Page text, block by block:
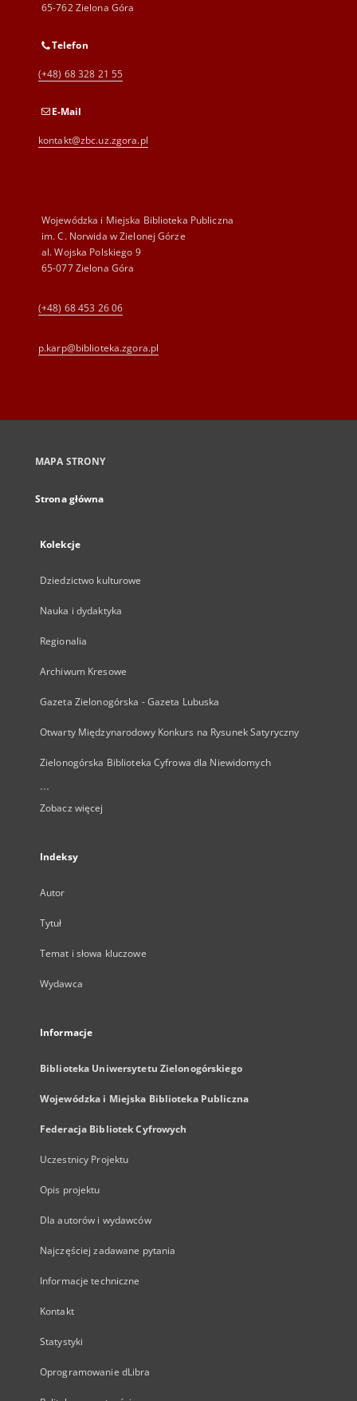
65-762 Zielona Góra
Telefon
(+48) 68 328 21 55
E-Mail
kontakt@zbc.uz.zgora.pl
Wojewódzka i Miejska Biblioteka Publiczna
im. C. Norwida w Zielonej Górze
al. Wojska Polskiego 9
65-077 Zielona Góra
(+48) 68 453 26 06
p.karp@biblioteka.zgora.pl
MAPA STRONY
Strona główna
Kolekcje
Dziedzictwo kulturowe
Nauka i dydaktyka
Regionalia
Archiwum Kresowe
Gazeta Zielonogórska - Gazeta Lubuska
Otwarty Międzynarodowy Konkurs na Rysunek Satyryczny
Zielonogórska Biblioteka Cyfrowa dla Niewidomych
...
Zobacz więcej
Indeksy
Autor
Tytuł
Temat i słowa kluczowe
Wydawca
Informacje
Biblioteka Uniwersytetu Zielonogórskiego
Wojewódzka i Miejska Biblioteka Publiczna
Federacja Bibliotek Cyfrowych
Uczestnicy Projektu
Opis projektu
Dla autorów i wydawców
Najczęściej zadawane pytania
Informacje techniczne
Kontakt
Statystyki
Oprogramowanie dLibra